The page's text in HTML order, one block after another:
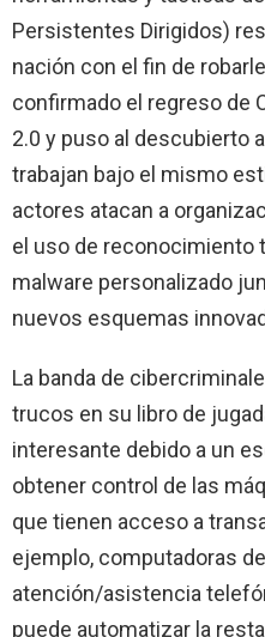
Persistentes Dirigidos)
nación con el fin de
confirmado el regreso de
2.0 y puso al descubierto
trabajan bajo el mismo
actores atacan a
el uso de reconocimiento
malware personalizado
nuevos esquemas
La banda de
trucos en su libro de
interesante debido a un
obtener control de las
que tienen acceso a
ejemplo, computadoras
atención/asistencia
puede automatizar la